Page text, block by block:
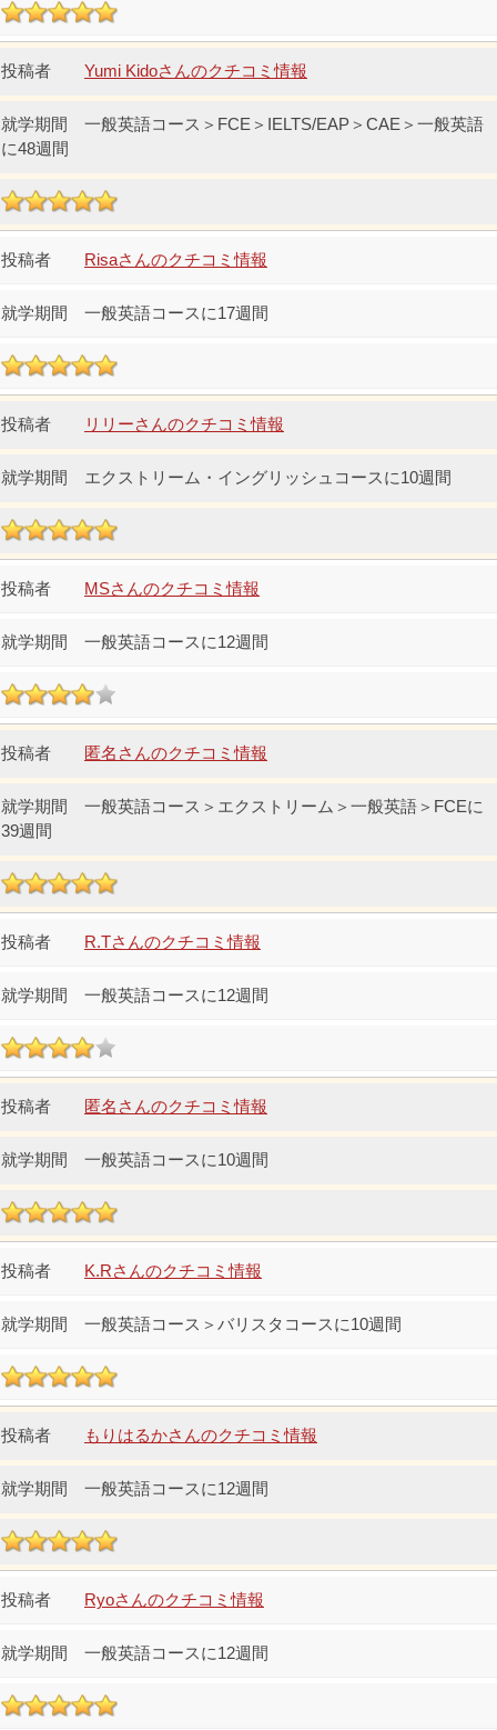
Yumi Kidoさんのクチコミ情報
一般英語コース＞FCE＞IELTS/EAP＞CAE＞一般英語
に48週間
Risaさんのクチコミ情報
一般英語コースに17週間
リリーさんのクチコミ情報
エクストリーム・イングリッシュコースに10週間
MSさんのクチコミ情報
一般英語コースに12週間
匿名さんのクチコミ情報
一般英語コース＞エクストリーム＞一般英語＞FCEに
39週間
R.Tさんのクチコミ情報
一般英語コースに12週間
匿名さんのクチコミ情報
一般英語コースに10週間
K.Rさんのクチコミ情報
一般英語コース＞バリスタコースに10週間
もりはるかさんのクチコミ情報
一般英語コースに12週間
Ryoさんのクチコミ情報
一般英語コースに12週間